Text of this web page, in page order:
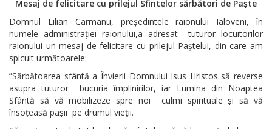
Mesaj de felicitare cu prilejul Sfintelor sărbători de Paște
Domnul Lilian Carmanu, președintele raionului Ialoveni, în
numele administrației raionului,a adresat tuturor locuitorilor
raionului un mesaj de felicitare cu prilejul Paștelui, din care am
spicuit următoarele:
”Sărbătoarea sfântă a Învierii Domnului Isus Hristos să reverse
asupra tuturor bucuria împlinirilor, iar Lumina din Noaptea
Sfântă să vă mobilizeze spre noi culmi spirituale și să vă
însoțeasă pașii pe drumul vieții.